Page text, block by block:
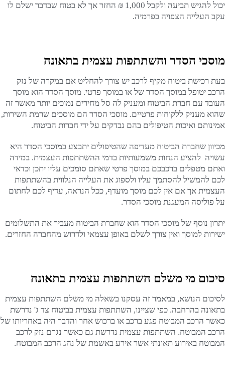
יכול להגיש תביעה ולקבל 1,000 ₪ החזר אך לא בטוח שבדבר ישלם לו
עקב העלייה הצפויה בפרמיה.
מוסכי הסדר והשתתפות עצמית בתאונה
בעת רכישת ביטוח מקיף לרכב יש צורך להחליט אם במקרה של נזק
הרכב יטופל במוסך הסדר של או במוסך פרטי. מוסך הסדר הוא מוסך
העובד עם חברת הביטוח ומעניק לה סל מחירים נמוכים יותר מאשר זה
שהוא מעניק ללקוחות פרטיים. מוסכי הסדר הם מוסכים שרמת השירות,
אמינותם ואיכות הטיפולים בהם נבדקים על ידי חברות הביטוח.
מכיוון שחברת הביטוח מעדיפה שהטיפולים יתבצע במוסכי הסדר היא
עשויה להציע הנחות משמעותיות בדמי ההשתתפות העצמית. במידה
ואתם מטפלים ברכבכם במוסך פרטי שאתם סומכים עליו יתכן וכדאי
לכם להמשיל להסתמך עליו ולספוג את העלייה הנלווית בהשתתפות
העצמית אך אם אין לכם מוסך מועדף, ככל הנראה, עדיף לכם לחתום
על פוליסה המעגנת מוסכי הסדר.
יתרון נוסף של מוסכי הסדר הוא שחברת הביטוח מעביר את התשלומים
ישירות למוסך ואין צורך לשלם באופן עצמאי ולדרוש מהחברה החזרים.
סיכום מי משלם השתתפות עצמית בתאונה
לסיכום הנושא, במאמר זה עסקנו בשאלה מי משלם השתתפות עצמית
בתאונה בהרחבה. כפי שציינו, השתתפות עצמית בביטוח צד ג' נדרשת
כאשר הרכב המבוטח פגע ברכב או ברכוש אחר והדבר היה באחריותו של
הרכב המבוטח. השתתפות עצמית נדרשת גם כאשר נגרם נזק לרכב
המבוטח באירוע תאונתי אשר אירע באשמת של נהג הרכב המבוטח.